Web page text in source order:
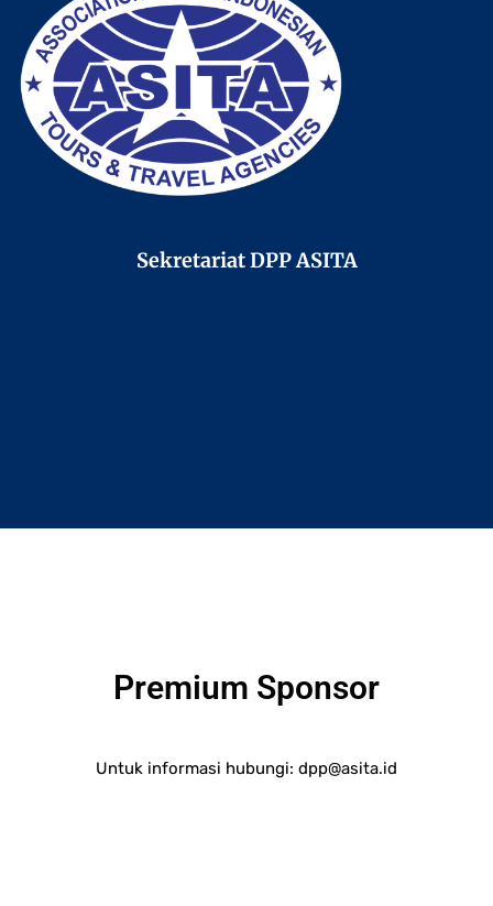
Sekretariat DPP ASITA
Premium Sponsor
Untuk informasi hubungi: dpp@asita.id